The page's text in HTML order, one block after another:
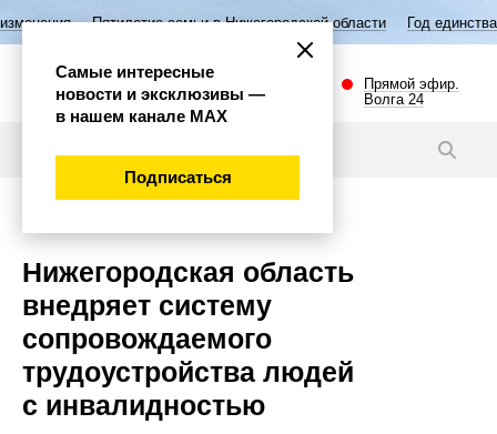
Пятилетие семьи в Нижегородской области Год единства народов
Прямой эфир.
Волга 24
Нижегородская область
внедряет систему
сопровождаемого
трудоустройства людей
с инвалидностью
Самые интересные
новости и эксклюзивы —
в нашем канале МАХ
Подписаться